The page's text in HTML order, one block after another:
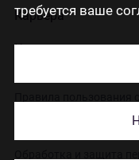
требуется ваше
Карьера
Контакты
Использование cookies